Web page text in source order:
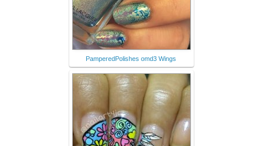
PamperedPolishes omd3 Wings